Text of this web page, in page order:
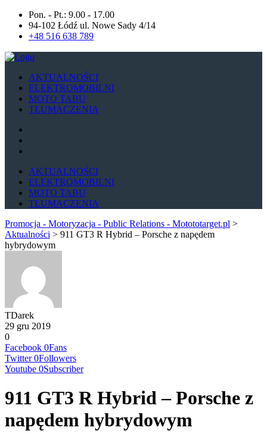
Pon. - Pt.: 9.00 - 17.00
94-102 Łódź ul. Nowe Sady 4/14
+48 516 638 789
AKTUALNOŚCI
ELEKTROMOBILNI
MOTO TABU
TŁUMACZENIA
AKTUALNOŚCI
ELEKTROMOBILNI
MOTO TABU
TŁUMACZENIA
Promocja - Motoryzacja - Public Relations - Motototarget.pl >
Aktualności > 911 GT3 R Hybrid – Porsche z napędem
hybrydowym
TDarek
29 gru 2019
0
Facebook 0Fans
Twitter 0Followers
Youtube 0Subscriber
911 GT3 R Hybrid – Porsche z
napędem hybrydowym